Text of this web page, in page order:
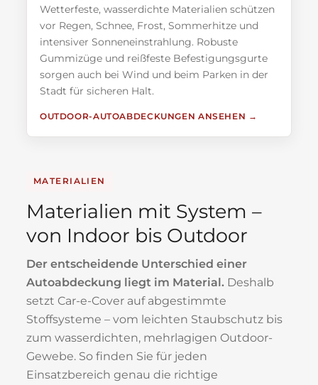
Wetterfeste, wasserdichte Materialien schützen
vor Regen, Schnee, Frost, Sommerhitze und
intensiver Sonneneinstrahlung. Robuste
Gummizüge und reißfeste Befestigungsgurte
sorgen auch bei Wind und beim Parken in der
Stadt für sicheren Halt.
OUTDOOR-AUTOABDECKUNGEN ANSEHEN
MATERIALIEN
Materialien mit System –
von Indoor bis Outdoor
Der entscheidende Unterschied einer
Autoabdeckung liegt im Material. Deshalb
setzt Car-e-Cover auf abgestimmte
Stoffsysteme – vom leichten Staubschutz bis
zum wasserdichten, mehrlagigen Outdoor-
Gewebe. So finden Sie für jeden
Einsatzbereich genau die richtige